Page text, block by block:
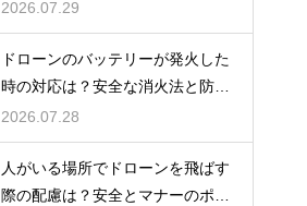
方
2026.07.29
ドローンのバッテリーが発火した
時の対応は？安全な消火法と防止
策を解説
2026.07.28
人がいる場所でドローンを飛ばす
際の配慮は？安全とマナーのポイ